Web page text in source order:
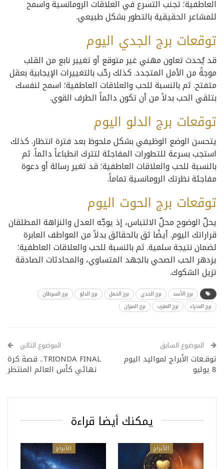
العاطفية؛ تجنب التسرع في العلاقات الرومانسية واسمح
للمشاعر الحقيقية بالتطور بشكل طبيعي.
توقعات برج الجدي اليوم
قد يُحدث تعاون مهني غير متوقع أو تغيير نابع من القلب
موجةً من الأمل المتجدد. كذلك رحّب بالتغييرات الإيجابية بعقل
متفتح. ثم بالنسبة للحب والعلاقات العاطفية؛ اسمح لنفسك
بتلقي الحب بدلاً من أن تكون دائماً الطرف القوي.
توقعات برج الدلو اليوم
يتحسن الوضع الوظيفي بشكل ملحوظ بعد فترة انتظار. كذلك
استجب بسرعة للتطورات المفاجئة لتترك انطباعاً دائماً. ثم
بالنسبة للحب والعلاقات العاطفية؛ قد تغير رسالة أو دعوة
مفاجئة نظرتك الرومانسية تماماً.
توقعات برج الحوت اليوم
يحلّ الوضوح محلّ الالتباس، إذ يوجّه العدل والنزاهة المطلقان
قراراتك اليوم. أيضًا ثق بالحقائق بدلاً من العواطف العابرة
لضمان نتيجة سلمية. ثم بالنسبة للحب والعلاقات العاطفية؛
يزدهر الحب الصحي بالجهد المتساوي، والمحادثات الصادقة
تزيل الشكوك.
برج الأسد برج الجدي برج الحمل برج الدلو
برج السرطان
برج العذراء
برج العقرب برج الميزان
الموضوع السابق
توقـعات الأبراج لمواليد اليوم
8 يوليو
الموضوع التالي
TRIONDA FINAL.. قصة كرة
نهائي كأس العالم المنتظر
يمكنك أيضا قراءة
الأبراج الأبراج